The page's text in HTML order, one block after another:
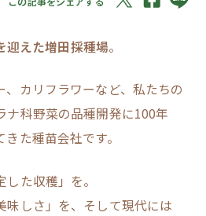
迎えた増田採種場。
、カリフラワーなど、私たちの
ナ科野菜の品種開発に100年
た種苗会社です。
た収穫」を。
味しさ」を、そして現代には